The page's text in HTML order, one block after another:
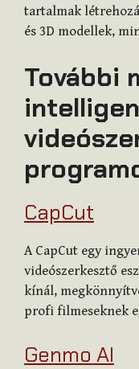
tartalmak
és 3D modellek,
További
CapCut
A CapCut egy
videószerkesztő
kínál,
profi filmeseknek
Genmo AI